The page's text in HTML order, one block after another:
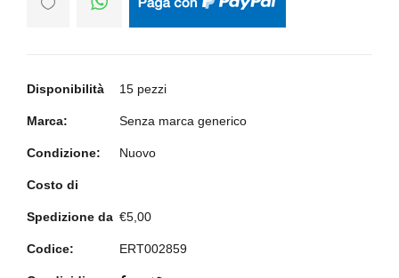
Disponibilità 15 pezzi
Marca: Senza marca generico
Condizione: Nuovo
Costo di
Spedizione da €5,00
Codice: ERT002859